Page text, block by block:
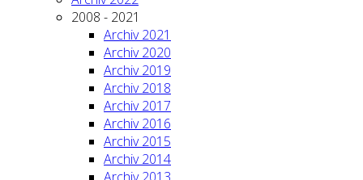
2008 - 2021
Archiv 2021
Archiv 2020
Archiv 2019
Archiv 2018
Archiv 2017
Archiv 2016
Archiv 2015
Archiv 2014